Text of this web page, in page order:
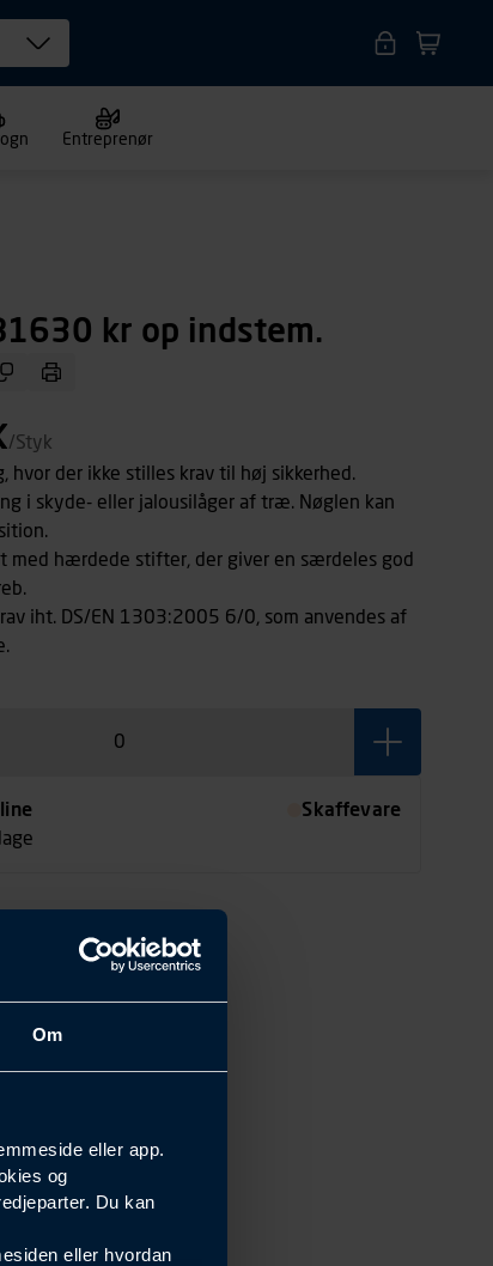
Om
eller app.
og
Du kan
eller hvordan
Entreprenør
kr op indstem.
/Styk
hvor der ikke stilles krav til høj sikkerhed.
i skyde- eller jalousilåger af træ. Nøglen kan
med hærdede stifter, der giver en særdeles god
iht. DS/EN 1303:2005 6/0, som anvendes af
Skaffevare